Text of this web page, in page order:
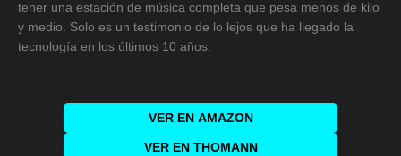
tener una estación de música completa que pesa menos de kilo
y medio. Solo es un testimonio de lo lejos que ha llegado la
tecnología en los últimos 10 años.
VER EN AMAZON
VER EN THOMANN